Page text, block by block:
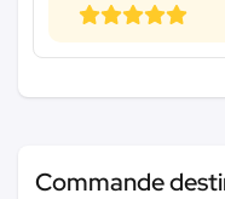
Commande